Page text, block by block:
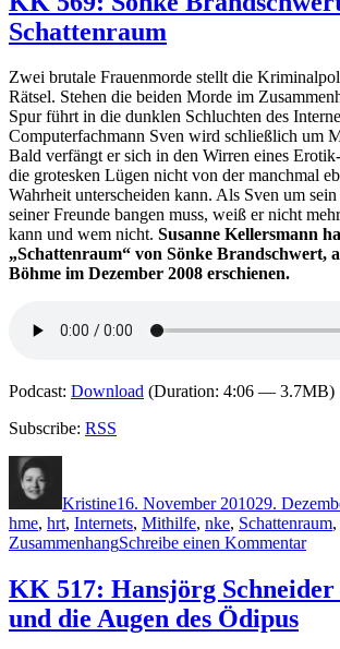
Andrea
Die
Spur
des
Fuchses
Schattenraum
Zwei brutale Frauenmorde stellt die
Rätsel. Stehen die beiden Morde im
Spur führt in die dunklen Schluchten des
Computerfachmann Sven wird schließlich um
Bald verfängt er sich in den Wirren eines
die grotesken Lügen nicht von der manchmal
Wahrheit unterscheiden kann. Als Sven um
seiner Freunde bangen muss, weiß er nicht
kann und wem nicht. Susanne Kellersmann
„Schattenraum“ von Sönke Brandschwert,
Böhme im Dezember 2008 erschienen.
Podcast: Download (Duration: 4:06 — 3.7MB)
Subscribe: RSS
Kristine16. November 201029.
hme, hrt, Internets, Mithilfe, nke, Schattenraum,
ZusammenhangSchreibe einen Kommentarzu
569:
KK 517: Hansjörg
und die Augen des Ödipus